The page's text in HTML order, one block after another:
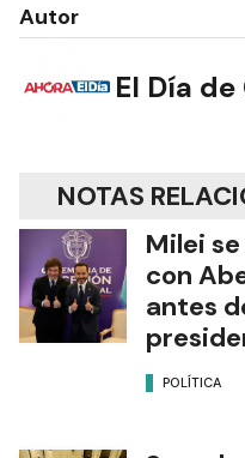
Autor
El Día
NOTAS
Milei
con
antes
POLÍTICA